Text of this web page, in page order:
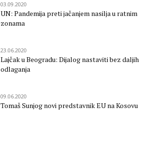
03.09.2020
UN: Pandemija preti jačanjem nasilja u ratnim
zonama
23.06.2020
Lajčak u Beogradu: Dijalog nastaviti bez daljih
odlaganja
09.06.2020
Tomaš Sunjog novi predstavnik EU na Kosovu